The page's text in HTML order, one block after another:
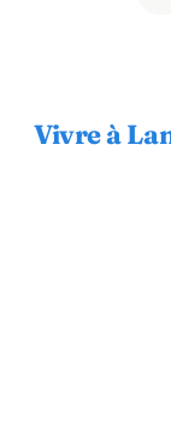
Vivre à